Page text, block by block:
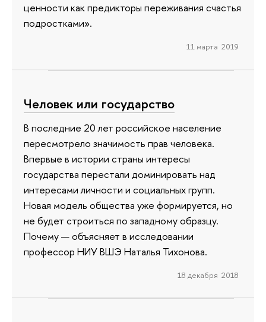
ценности как предикторы переживания счастья
подростками».
11 марта 2019
Человек или государство
В последние 20 лет российское население
пересмотрело значимость прав человека.
Впервые в истории страны интересы
государства перестали доминировать над
интересами личности и социальных групп.
Новая модель общества уже формируется, но
не будет строиться по западному образцу.
Почему — объясняет в исследовании
профессор НИУ ВШЭ Наталья Тихонова.
18 декабря 2018